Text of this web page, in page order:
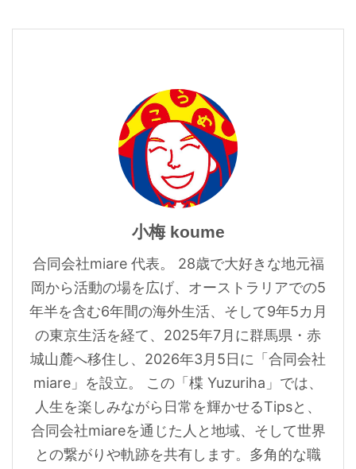
小梅 koume
合同会社miare 代表。 28歳で大好きな地元福
岡から活動の場を広げ、オーストラリアでの5
年半を含む6年間の海外生活、そして9年5カ月
の東京生活を経て、2025年7月に群馬県・赤
城山麓へ移住し、2026年3月5日に「合同会社
miare」を設立。 この「楪 Yuzuriha」では、
人生を楽しみながら日常を輝かせるTipsと、
合同会社miareを通じた人と地域、そして世界
との繋がりや軌跡を共有します。多角的な職